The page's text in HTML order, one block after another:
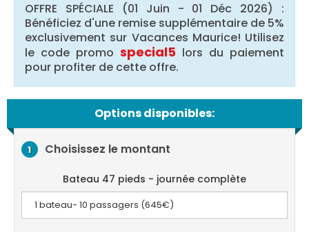
OFFRE SPÉCIALE (01 Juin - 01 Déc 2026) :
Bénéficiez d'une remise supplémentaire de 5%
exclusivement sur Vacances Maurice! Utilisez
le code promo special5 lors du paiement
pour profiter de cette offre.
Options disponibles:
1 Choisissez le montant
Bateau 47 pieds - journée complète